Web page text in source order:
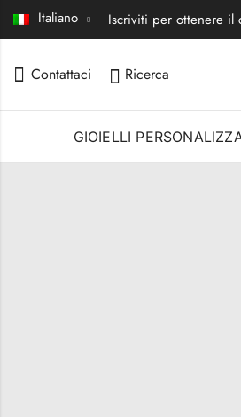
Italiano Iscriviti per ottenere il
Contattaci Ricerca
GIOIELLI